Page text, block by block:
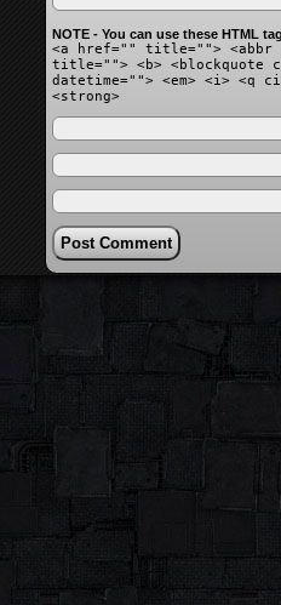
NOTE - You can use these HTML
<a href="" title=""> <abbr
title=""> <b> <blockquote
datetime=""> <em> <i> <q
<strong>